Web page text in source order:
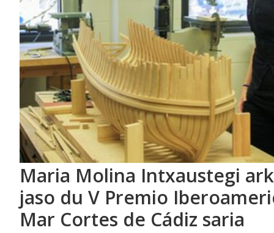
Maria Molina Intxaustegi
jaso du V Premio
Mar Cortes de Cádiz saria